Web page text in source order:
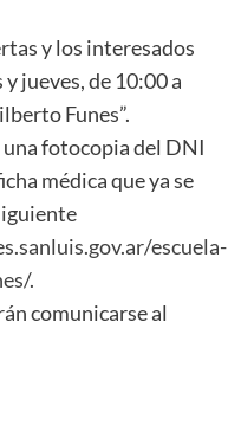
y los interesados
jueves, de 10:00 a
Funes”.
fotocopia del DNI
médica que ya se
escuela-
.
comunicarse al